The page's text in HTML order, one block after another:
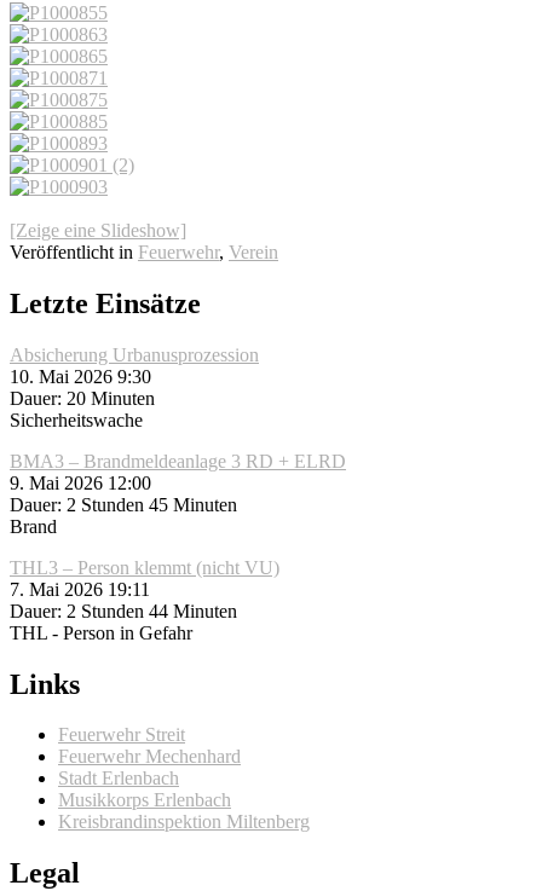
[Zeige eine Slideshow]
Veröffentlicht in Feuerwehr, Verein
Letzte Einsätze
Absicherung Urbanusprozession
10. Mai 2026 9:30
Dauer: 20 Minuten
Sicherheitswache
BMA3 – Brandmeldeanlage 3 RD + ELRD
9. Mai 2026 12:00
Dauer: 2 Stunden 45 Minuten
Brand
THL3 – Person klemmt (nicht VU)
7. Mai 2026 19:11
Dauer: 2 Stunden 44 Minuten
THL - Person in Gefahr
Links
Feuerwehr Streit
Feuerwehr Mechenhard
Stadt Erlenbach
Musikkorps Erlenbach
Kreisbrandinspektion Miltenberg
Legal